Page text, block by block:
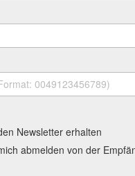
Newsletter erhalten
abmelden von der